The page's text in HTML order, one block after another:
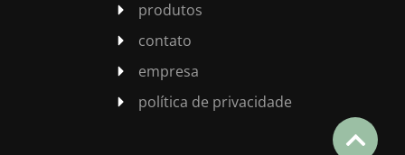
produtos
contato
empresa
política de privacidade